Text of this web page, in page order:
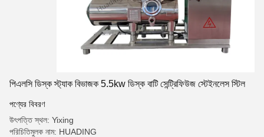
পিএলসি ডিস্ক স্ট্যাক বিভাজক 5.5kw ডিস্ক বাটি সেন্ট্রিফিউজ স্টেইনলেস স্টিল
পণ্যের বিবরণ
উৎপত্তি স্থল: Yixing
পরিচিতিমুলক নাম: HUADING